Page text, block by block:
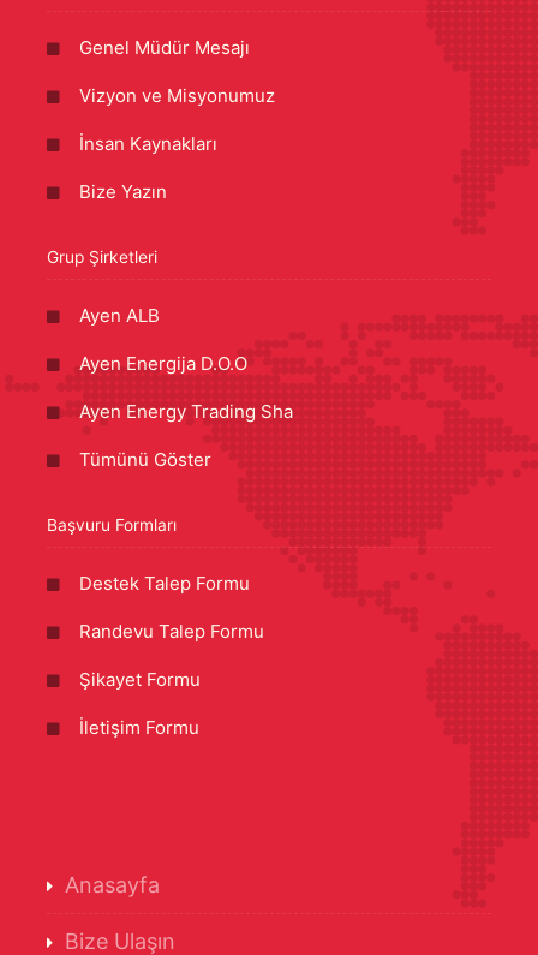
Genel Müdür Mesajı
Vizyon ve Misyonumuz
İnsan Kaynakları
Bize Yazın
Grup Şirketleri
Ayen ALB
Ayen Energija D.O.O
Ayen Energy Trading Sha
Tümünü Göster
Başvuru Formları
Destek Talep Formu
Randevu Talep Formu
Şikayet Formu
İletişim Formu
Anasayfa
Bize Ulaşın